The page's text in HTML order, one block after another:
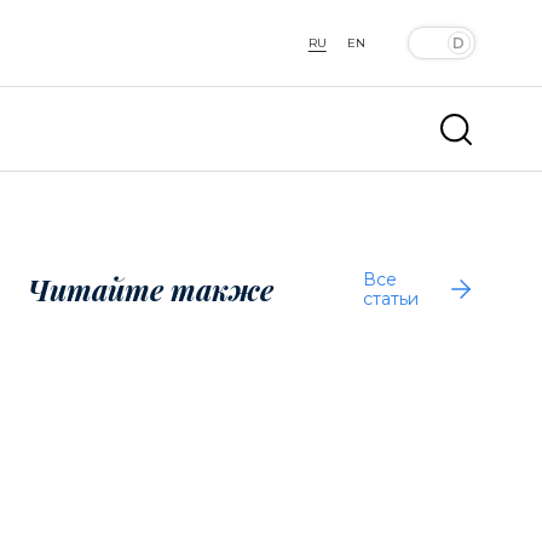
RU EN
Читайте также
Все
статьи